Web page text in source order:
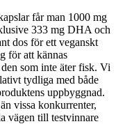
får man 1000 mg
333 mg DHA och
dos för ett veganskt
för att kännas
som inte äter fisk. Vi
tydliga med både
uppbyggnad.
vissa konkurrenter,
vägen till testvinnare